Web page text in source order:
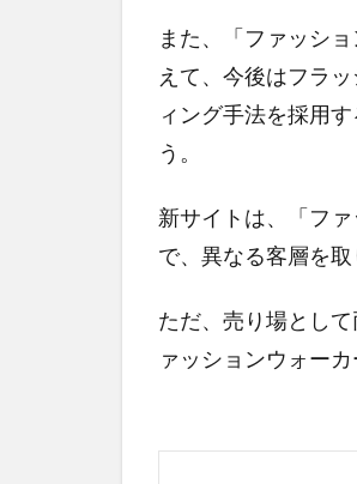
また、「ファッシ
えて、今後はフラ
ィング手法を採用
う。
新サイトは、「フ
で、異なる客層を取
ただ、売り場とし
ァッションウォー